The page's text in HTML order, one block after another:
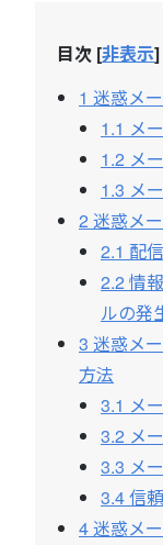
目次 [非表示]
1 迷惑メ
1.1 メ
1.2 メ
1.3 メ
2 迷惑メ
2.1 配
2.2 情
ルの発
3 迷惑メ
方法
3.1 メ
3.2 メ
3.3 メ
3.4信
4迷惑メ